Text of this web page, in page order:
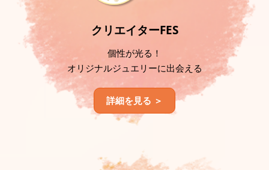
クリエイターFES
個性が光る！
オリジナルジュエリーに出会える
詳細を見る ＞